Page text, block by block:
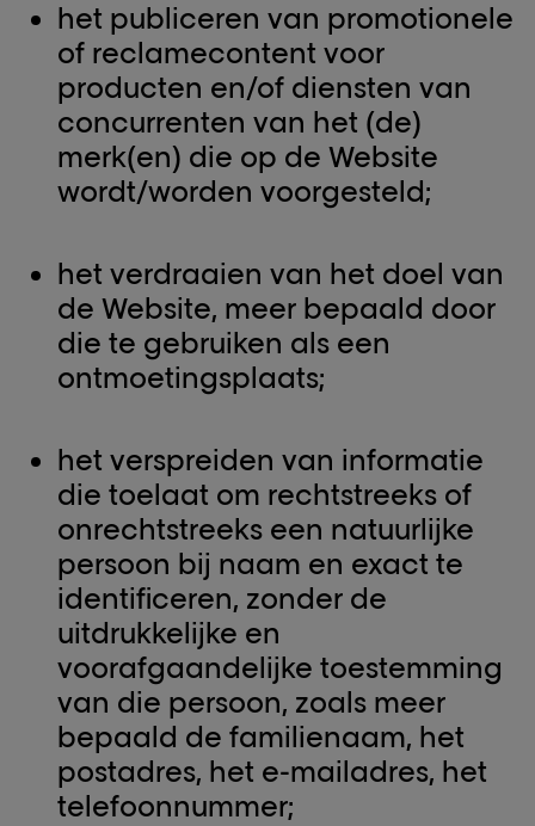
het publiceren van promotionele
of reclamecontent voor
producten en/of diensten van
concurrenten van het (de)
merk(en) die op de Website
wordt/worden voorgesteld;
het verdraaien van het doel van
de Website, meer bepaald door
die te gebruiken als een
ontmoetingsplaats;
het verspreiden van informatie
die toelaat om rechtstreeks of
onrechtstreeks een natuurlijke
persoon bij naam en exact te
identificeren, zonder de
uitdrukkelijke en
voorafgaandelijke toestemming
van die persoon, zoals meer
bepaald de familienaam, het
postadres, het e-mailadres, het
telefoonnummer;